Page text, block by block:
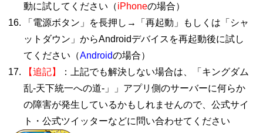
動に試してください（iPhoneの場合）
「電源ボタン」を長押し→「再起動」もしくは「シャ
ットダウン」からAndroidデバイスを再起動後に試し
てください（Androidの場合）
【追記】
：上記でも解決しない場合は、「キングダム
乱-天下統一への道-」」アプリ側のサーバーに何らか
の障害が発生しているかもしれませんので、公式サイ
ト・公式ツイッターなどに問い合わせてください